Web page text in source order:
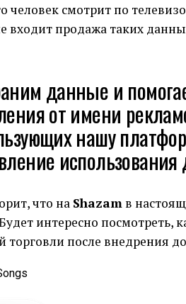
человек смотрит по
входит продажа таких
данные и
от имени
нашу
что на Shazam в
интересно посмотреть,
торговли после внедрения